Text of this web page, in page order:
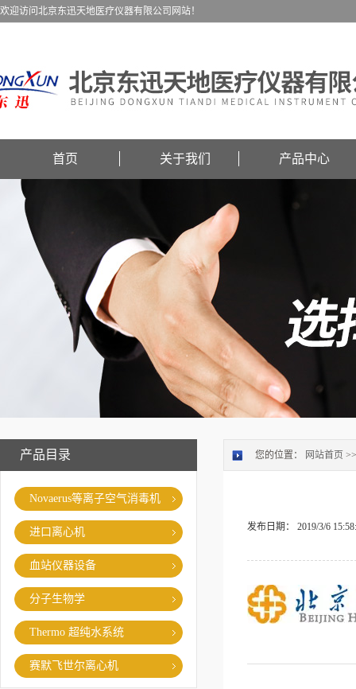
欢迎访问北京东迅天地医疗仪器有限公司网站！
首页 关于我们 产品中心
产品目录
Novaerus等离子空气消毒机
进口离心机
血站仪器设备
分子生物学
Thermo 超纯水系统
赛默飞世尔离心机
您的位置： 网站首页
发布日期： 2019/3/6